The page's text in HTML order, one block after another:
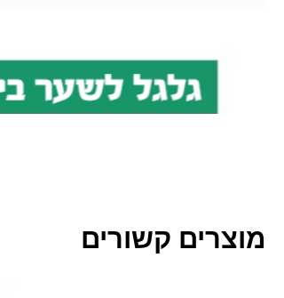
מוצרים קשורים